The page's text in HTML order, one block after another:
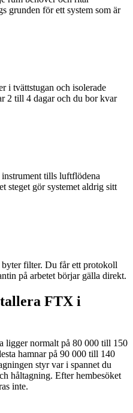
grunden för ett system som är
i tvättstugan och isolerade
2 till 4 dagar och du bor kvar
tills luftflödena
steget gör systemet aldrig sitt
filter. Du får ett protokoll
på arbetet börjar gälla direkt.
FTX i
normalt på 80 000 till 150
hamnar på 90 000 till 140
styr var i spannet du
håltagning. Efter hembesöket
inte.